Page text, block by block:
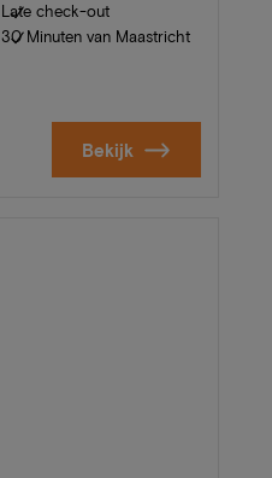
Late check-out
30 Minuten van Maastricht
Bekijk